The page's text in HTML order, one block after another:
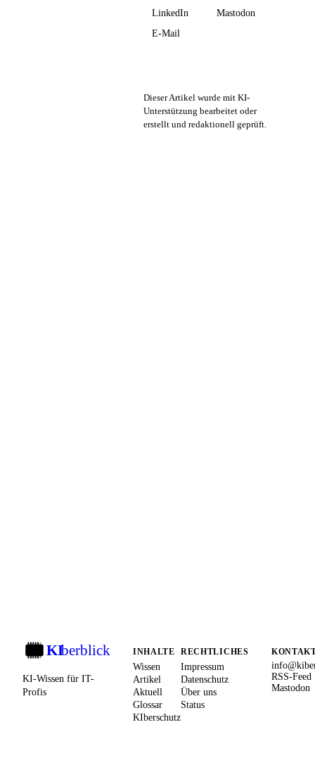
LinkedIn
Mastodon
E-Mail
Dieser Artikel wurde mit KI-
Unterstützung bearbeitet oder
erstellt und redaktionell geprüft.
KIberblick
KI-Wissen für IT-
Profis
INHALTE
Wissen
Artikel
Aktuell
Glossar
KIberschutz
RECHTLICHES
Impressum
Datenschutz
Über uns
Status
RSS-Feed
Mastodon